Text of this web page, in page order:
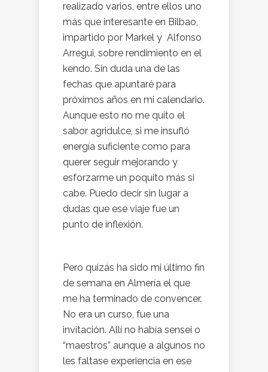
realizado varios, entre ellos uno
más que interesante en Bilbao,
impartido por Markel y Alfonso
Arregui, sobre rendimiento en el
kendo. Sin duda una de las
fechas que apuntaré para
próximos años en mi calendario.
Aunque esto no me quito el
sabor agridulce, si me insufló
energía suficiente como para
querer seguir mejorando y
esforzarme un poquito más si
cabe. Puedo decir sin lugar a
dudas que ese viaje fue un
punto de inflexión.
Pero quizás ha sido mi último fin
de semana en Almería el que
me ha terminado de convencer.
No era un curso, fue una
invitación. Allí no había sensei o
“maestros” aunque a algunos no
les faltase experiencia en ese